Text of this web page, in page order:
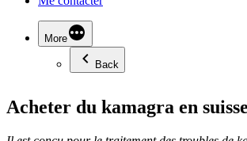
More
Back
Acheter du kamagra en suisse